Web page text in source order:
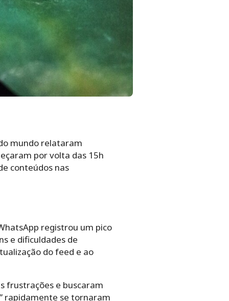
mundo relataram
por volta das 15h
conteúdos nas
registrou um pico
e dificuldades de
do feed e ao
frustrações e buscaram
rapidamente se tornaram